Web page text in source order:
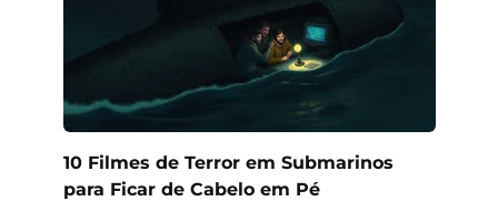
10 Filmes de Terror em Submarinos
para Ficar de Cabelo em Pé